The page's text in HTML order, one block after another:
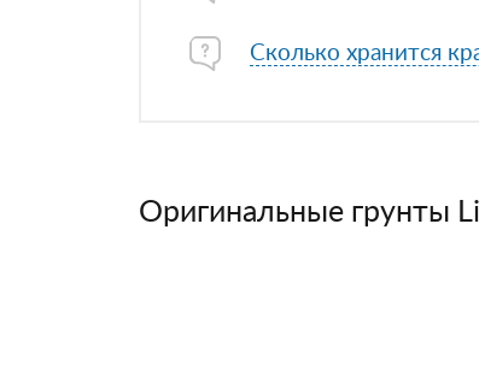
Сколько хранится
Оригинальные грунты